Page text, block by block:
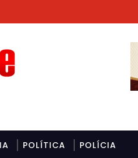
POLÍTICA POLÍCIA